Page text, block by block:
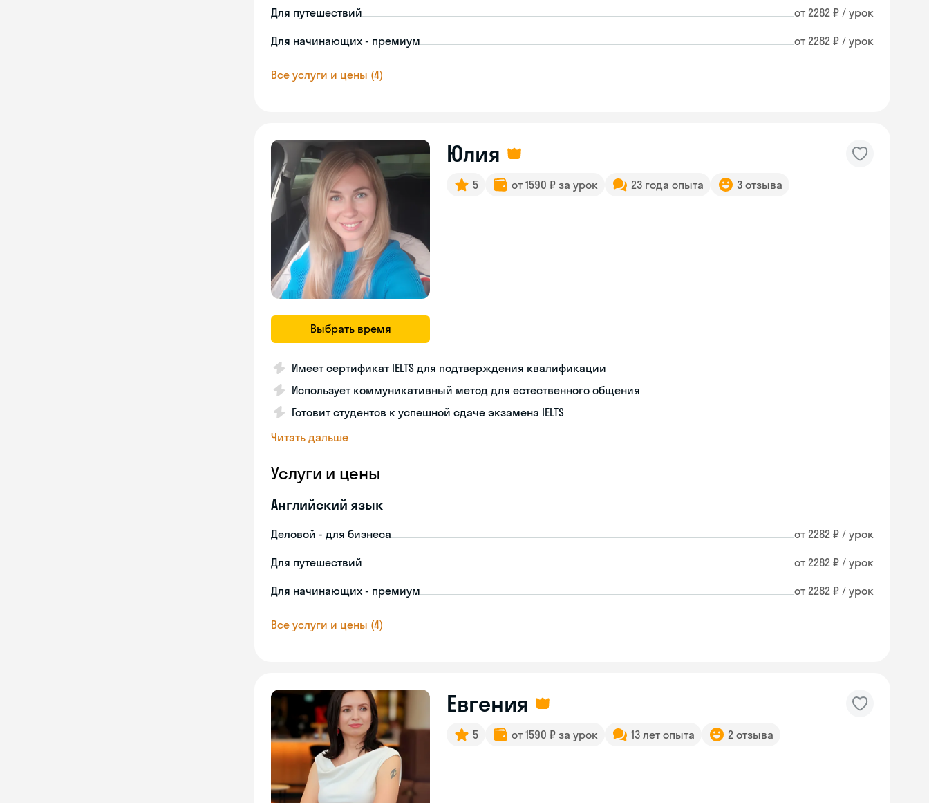
Для путешествий от 2282 ₽ / урок
Для начинающих - премиум от 2282 ₽ / урок
Все услуги и цены (4)
Выбрать время
Юлия
5 от 1590 ₽ за урок 23 года опыта 3 отзыва
Имеет сертификат IELTS для подтверждения квалификации
Использует коммуникативный метод для естественного общения
Готовит студентов к успешной сдаче экзамена IELTS
Читать дальше
Услуги и цены
Английский язык
Деловой - для бизнеса от 2282 ₽ / урок
Для путешествий от 2282 ₽ / урок
Для начинающих - премиум от 2282 ₽ / урок
Все услуги и цены (4)
Евгения
5 от 1590 ₽ за урок 13 лет опыта 2 отзыва